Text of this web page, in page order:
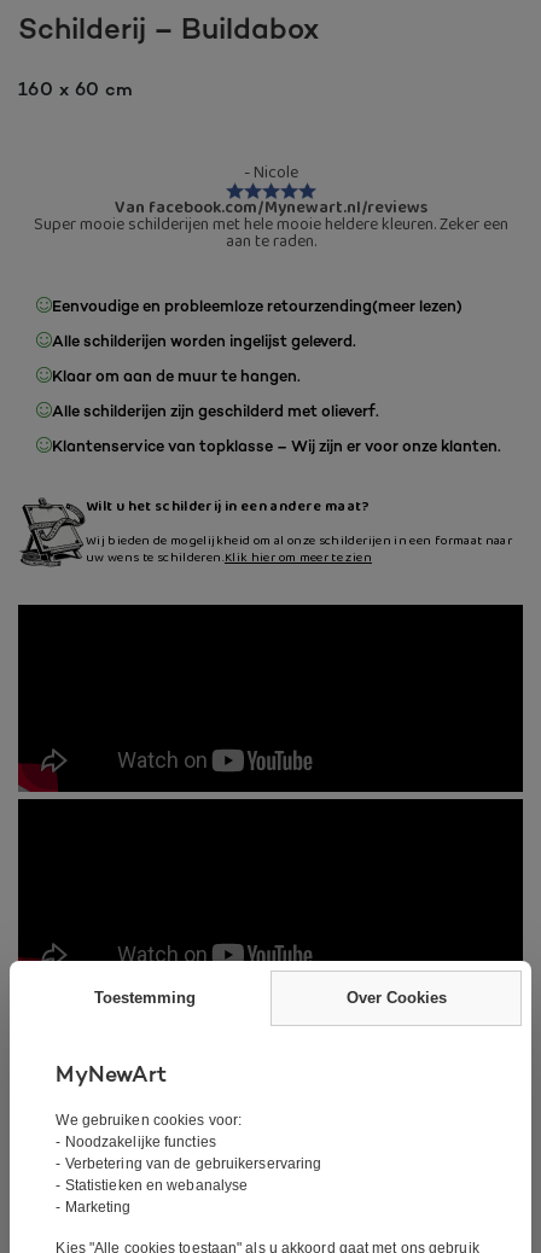
Schilderij – Buildabox
160 x 60 cm
- Nicole
Van facebook.com/Mynewart.nl/reviews
Super mooie schilderijen met hele mooie heldere kleuren. Zeker een
aan te raden.
Eenvoudige en probleemloze retourzending(meer lezen)
Alle schilderijen worden ingelijst geleverd.
Klaar om aan de muur te hangen.
Alle schilderijen zijn geschilderd met olieverf.
Klantenservice van topklasse – Wij zijn er voor onze klanten.
Wilt u het schilderij in een andere maat?
Wij bieden de mogelijkheid om al onze schilderijen in een formaat naar
uw wens te schilderen.Klik hier om meer te zien
Schilderij – Buildabox
Handtekening:Gesigneerd door de kunstenaar
Toestemming Over Cookies
MyNewArt
We gebruiken cookies voor:
- Noodzakelijke functies
- Verbetering van de gebruikerservaring
- Statistieken en webanalyse
- Marketing
Kies "Alle cookies toestaan" als u akkoord gaat met ons gebruik